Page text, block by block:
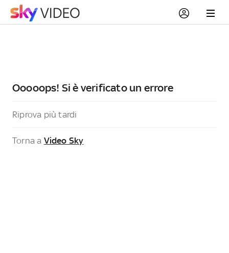
Ooooops! Si è verificato un errore
Riprova più tardi
Torna a Video Sky